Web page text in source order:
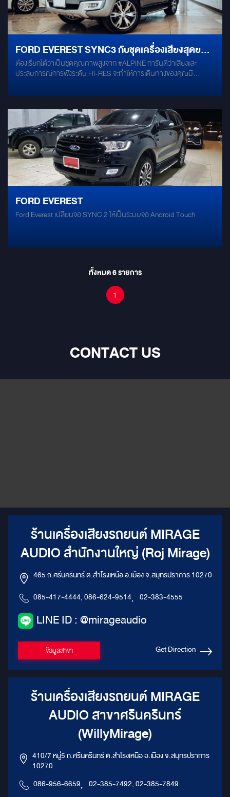
FORD EVEREST SYNC3 กับชุดเครื่องเสียงสุดยอด
เทคโนโลยี 2024 "ALPINE STATUS" FULL-
ต้องเรียกได้ว่าเป็นชุดคุณภาพสูงจาก #ALPINE การันตีว่าเสียงและ
ประสบการณ์การฟังระดับ HI-RES จะทำให้การเดินทางของคุณมี
ALPINE STATUS HDZ-653 - ลำโพงคู่หลังแยกชิ้น แบบ 2 ทาง ALPINE
AMP/DSP ALPINE STATUS HDP-D90 - POWER AMP ALPINE
STATUS HDA-M80 - เครื่องเล่น AUDIO MEDIA PLAYER ALPINE
STATUS HDS-990 พร้อมเสริมโครงสร้างลดแรงสั่นสะเทือนที่ประตู 2
ชั้น และ ทั่วทั้งคัน DAMP MERCURY GOLD
FORD EVEREST
Ford Everest เปลี่ยนจอ SYNC 2 ให้เป็นระบบจอ Android Touch
ทั้งหมด6รายการ
1
CONTACT US
ร้านเครื่องเสียงรถยนต์ MIRAGE
AUDIO สำนักงานใหญ่ (Roj Mirage)
465 ถ.ศรีนครินทร์ ต.สำโรงเหนือ อ.เมือง จ.สมุทรปราการ 10270
085-417-4444, 086-624-9514, 02-383-4555
LINE ID : @mirageaudio
ข้อมูลสาขา Get Direction
ร้านเครื่องเสียงรถยนต์ MIRAGE
AUDIO สาขาศรีนครินทร์
(WillyMirage)
410/7 หมู่5 ถ.ศรีนครินทร์ ต.สำโรงเหนือ อ.เมือง จ.สมุทรปราการ
10270
086-956-6659, 02-385-7492, 02-385-7849